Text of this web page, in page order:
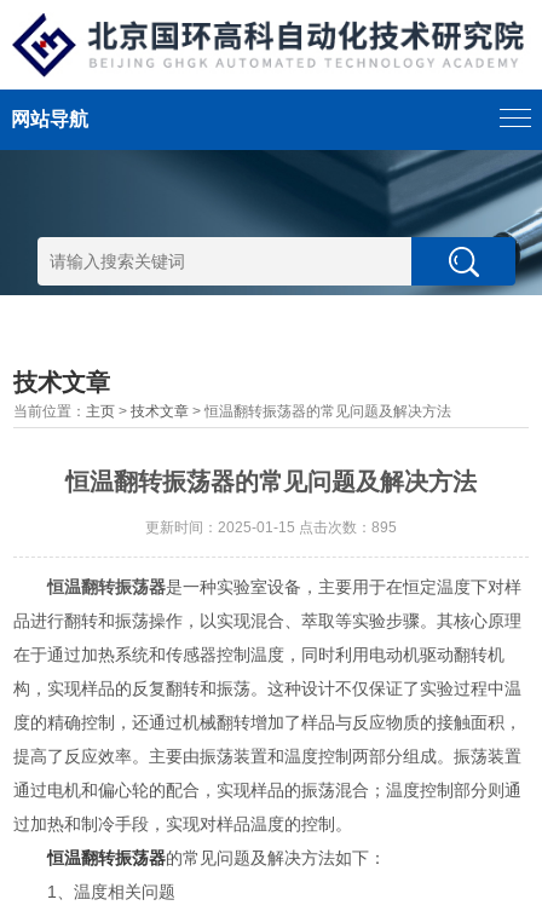
网站导航
技术文章
当前位置： 主页 >技术文章 > 恒温翻转振荡器的常见问题及解决方法
恒温翻转振荡器的常见问题及解决方法
更新时间：2025-01-15 点击次数：895
恒温翻转振荡器是一种实验室设备，主要用于在恒定温度下对样
品进行翻转和振荡操作，以实现混合、萃取等实验步骤。其核心原理
在于通过加热系统和传感器控制温度，同时利用电动机驱动翻转机
构，实现样品的反复翻转和振荡。这种设计不仅保证了实验过程中温
度的精确控制，还通过机械翻转增加了样品与反应物质的接触面积，
提高了反应效率。主要由振荡装置和温度控制两部分组成。振荡装置
通过电机和偏心轮的配合，实现样品的振荡混合；温度控制部分则通
过加热和制冷手段，实现对样品温度的控制。
恒温翻转振荡器的常见问题及解决方法如下：
1、温度相关问题